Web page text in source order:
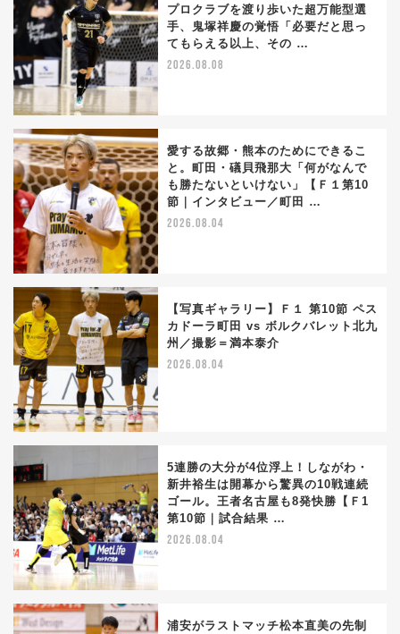
プロクラブを渡り歩いた超万能型選
手、鬼塚祥慶の覚悟「必要だと思っ
てもらえる以上、その …
2026.08.08
愛する故郷・熊本のためにできるこ
と。町田・礒貝飛那大「何がなんで
も勝たないといけない」【Ｆ１第10
節｜インタビュー／町田 …
2026.08.04
【写真ギャラリー】Ｆ１ 第10節 ペス
カドーラ町田 vs ボルクバレット北九
州／撮影＝満本泰介
2026.08.04
5連勝の大分が4位浮上！しながわ・
新井裕生は開幕から驚異の10戦連続
ゴール。王者名古屋も8発快勝【Ｆ1
第10節｜試合結果 …
2026.08.04
浦安がラストマッチ松本直美の先制